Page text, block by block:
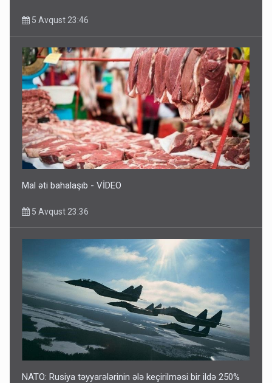
5 Avqust 23:46
Mal əti bahalaşıb - VİDEO
5 Avqust 23:36
NATO: Rusiya təyyarələrinin ələ keçirilməsi bir ildə 250%